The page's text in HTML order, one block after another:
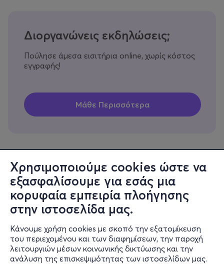
Χρησιμοποιούμε cookies ώστε να
εξασφαλίσουμε για εσάς μια
κορυφαία εμπειρία πλοήγησης
στην ιστοσελίδα μας.
Κάνουμε χρήση cookies με σκοπό την εξατομίκευση
του περιεχομένου και των διαφημίσεων, την παροχή
λειτουργιών μέσων κοινωνικής δικτύωσης και την
ανάλυση της επισκεψιμότητας των ιστοσελίδων μας.
Διοργανώνεις εκδηλώσεις;
Πούλησε άμεσα εισιτήρια online, χωρίς κόστος
εγγραφής!
Πληροφορίες
Υποστήριξη
Stay Connected